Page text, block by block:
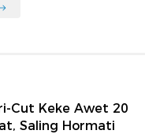
Cut Keke Awet 20
Saling Hormati